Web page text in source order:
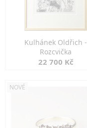
Kulhánek Oldřich -
Rozcvička
22 700 Kč
NOVÉ